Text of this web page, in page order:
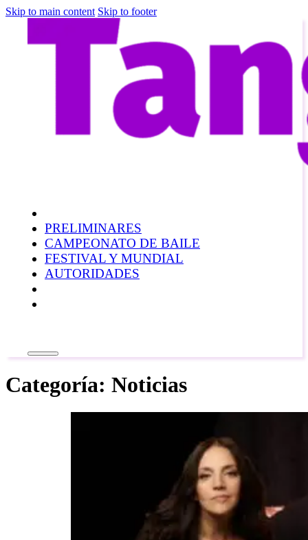
Skip to main content Skip to footer
PRELIMINARES
CAMPEONATO DE BAILE
FESTIVAL Y MUNDIAL
AUTORIDADES
Categoría: Noticias